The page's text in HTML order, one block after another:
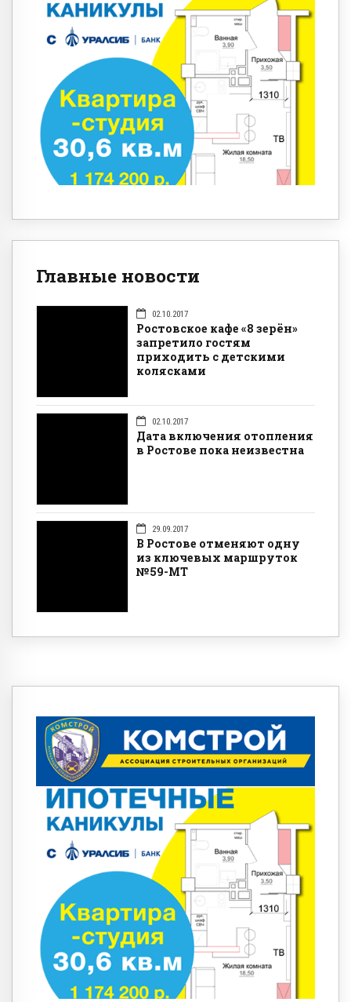
Главные новости
02.10.2017
Ростовское кафе «8 зерён»
запретило гостям
приходить с детскими
колясками
02.10.2017
Дата включения отопления
в Ростове пока неизвестна
29.09.2017
В Ростове отменяют одну
из ключевых маршруток
№59-МТ